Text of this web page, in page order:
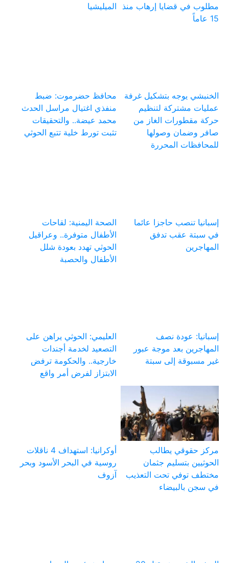
مطلوب في قضايا إرهاب منذ
15 عاماً
الميليشيا
الخنبشي يوجه بتشكيل غرفة
عمليات مشتركة لتنظيم
حركة مقطورات الغاز من
صافر وضمان وصولها
للمحافظات المحررة
محافظ حضرموت: ضبط
منفذي اغتيال مراسل الحدث
محمد عيضة.. والتحقيقات
تثبت تورط خلية تتبع الحوثي
إسبانيا تنصب حاجزا عائما
في سبتة عقب تدفق
المهاجرين
الصحة اليمنية: لقاحات
الأطفال متوفرة.. وعراقيل
الحوثي تهدد بعودة شلل
الأطفال والحصبة
إسبانيا: عودة نصف
المهاجرين بعد موجة عبور
غير مسبوقة إلى سبتة
العليمي: الحوثي يراهن على
التصعيد لخدمة أجندات
خارجية.. والحكومة ترفض
الابتزاز لفرض أمر واقع
مركز حقوقي يطالب
الحوثيين بتسليم جثمان
مختطف توفي تحت التعذيب
في سجن بالبيضاء
أوكرانيا: استهداف 4 ناقلات
روسية في البحر الأسود وبحر
آزوف